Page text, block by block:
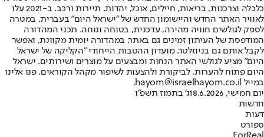
כלכלה וצרכנות, בריאות, חיילים, אוכל, יהדות, תיירות ורכב. ב-2021 עלו
לאוויר האתר החדש והיישומון החדש של "ישראל היום" בעברית, במטרה
לספק לגולשים חוויה מהירה, עדכנית, בטוחה ונוחה. תכני המהדורה
המודפסת של העיתון זמינים גם באתר, במהדורה יומית מקוונת, ואפשר
לקבל אותם גם בניוזלטר. מועדון ההטבות הייחודי "הקליקה של ישראל
היום" מציע לגולשי האתר הנחות ומבצעים על מוצרים ושירותים. ישראל
היום פתוח להערות, לביקורת ולהצעות לשיפור מקהל הקוראים. פנו אלינו
במייל hayom@israelhayom.co.il.
יום חמישי, 18.6.2026
ג' בתמוז תשפ"ו
חדשות
דעות
ספורט